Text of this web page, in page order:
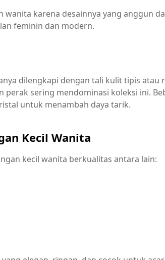
wanita karena desainnya yang anggun
feminin dan modern.
dilengkapi dengan tali kulit tipis atau
perak sering mendominasi koleksi ini.
untuk menambah daya tarik.
Kecil Wanita
kecil wanita berkualitas antara lain: